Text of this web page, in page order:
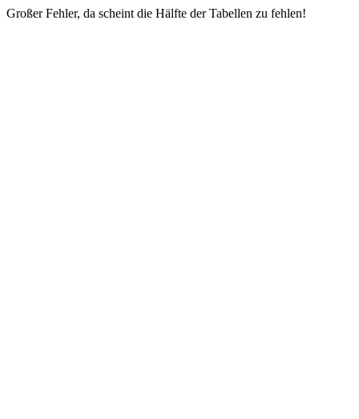
Großer Fehler, da scheint die Hälfte der Tabellen zu fehlen!